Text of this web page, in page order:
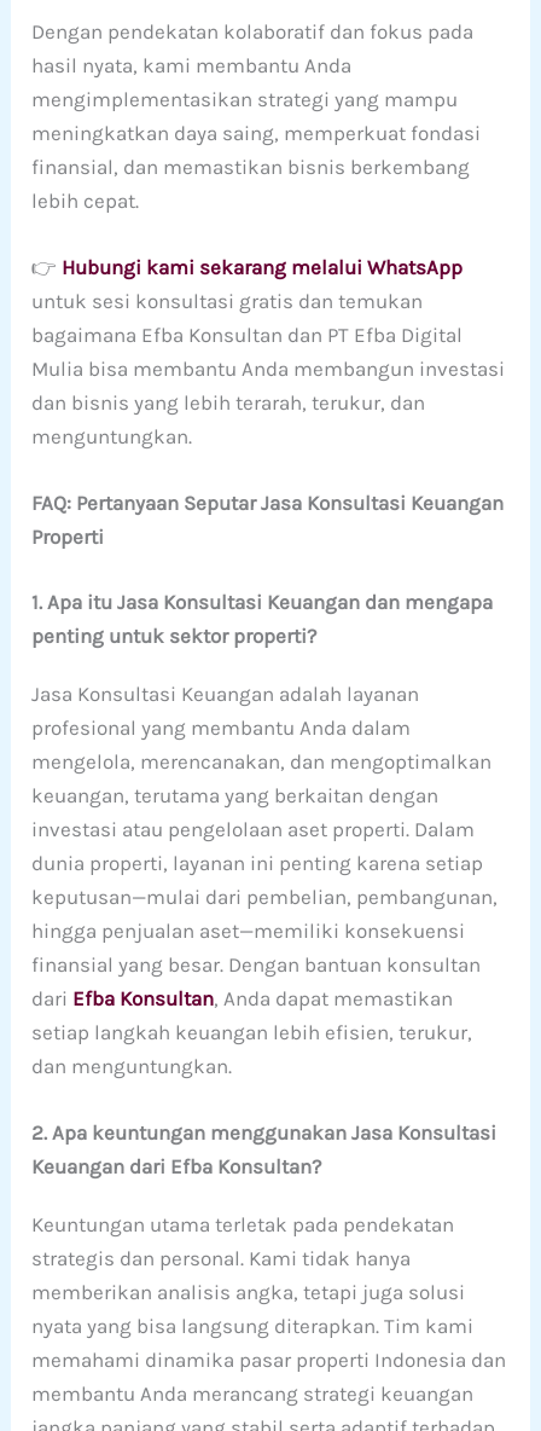
Dengan pendekatan kolaboratif dan fokus pada
hasil nyata, kami membantu Anda
mengimplementasikan strategi yang mampu
meningkatkan daya saing, memperkuat fondasi
finansial, dan memastikan bisnis berkembang
lebih cepat.
👉 Hubungi kami sekarang melalui WhatsApp
untuk sesi konsultasi gratis dan temukan
bagaimana Efba Konsultan dan PT Efba Digital
Mulia bisa membantu Anda membangun investasi
dan bisnis yang lebih terarah, terukur, dan
menguntungkan.
FAQ: Pertanyaan Seputar Jasa Konsultasi Keuangan
Properti
1. Apa itu Jasa Konsultasi Keuangan dan mengapa
penting untuk sektor properti?
Jasa Konsultasi Keuangan adalah layanan
profesional yang membantu Anda dalam
mengelola, merencanakan, dan mengoptimalkan
keuangan, terutama yang berkaitan dengan
investasi atau pengelolaan aset properti. Dalam
dunia properti, layanan ini penting karena setiap
keputusan—mulai dari pembelian, pembangunan,
hingga penjualan aset—memiliki konsekuensi
finansial yang besar. Dengan bantuan konsultan
dari Efba Konsultan, Anda dapat memastikan
setiap langkah keuangan lebih efisien, terukur,
dan menguntungkan.
2. Apa keuntungan menggunakan Jasa Konsultasi
Keuangan dari Efba Konsultan?
Keuntungan utama terletak pada pendekatan
strategis dan personal. Kami tidak hanya
memberikan analisis angka, tetapi juga solusi
nyata yang bisa langsung diterapkan. Tim kami
memahami dinamika pasar properti Indonesia dan
membantu Anda merancang strategi keuangan